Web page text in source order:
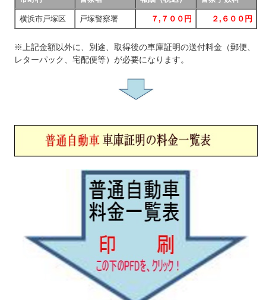
横浜市戸塚区 戸塚警察署 ７,７００円 ２,６００円
※上記金額以外に、別途、取得後の車庫証明の送付料金（郵便、
レターパック、宅配便等）が必要になります。